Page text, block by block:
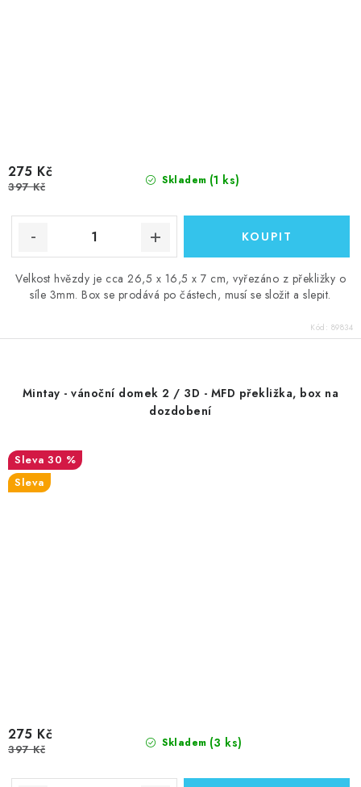
Skladem (1 ks)
275 Kč
397 Kč
Velkost hvězdy je cca 26,5 x 16,5 x 7 cm, vyřezáno z překližky o
síle 3mm. Box se prodává po částech, musí se složit a slepit.
Kód: 89834
Mintay - vánoční domek 2 / 3D - MFD překližka, box na
dozdobení
30 %
Sleva
Skladem (3 ks)
275 Kč
397 Kč